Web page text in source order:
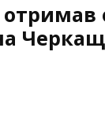
отримав